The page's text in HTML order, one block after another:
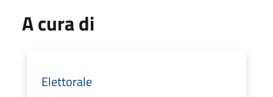
A cura di
Elettorale